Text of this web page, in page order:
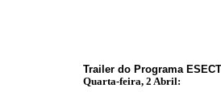
Trailer do Programa
Quarta-feira, 2 Abril: